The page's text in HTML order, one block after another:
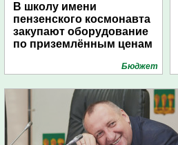
В школу имени
пензенского космонавта
закупают оборудование
по приземлённым ценам
Бюджет